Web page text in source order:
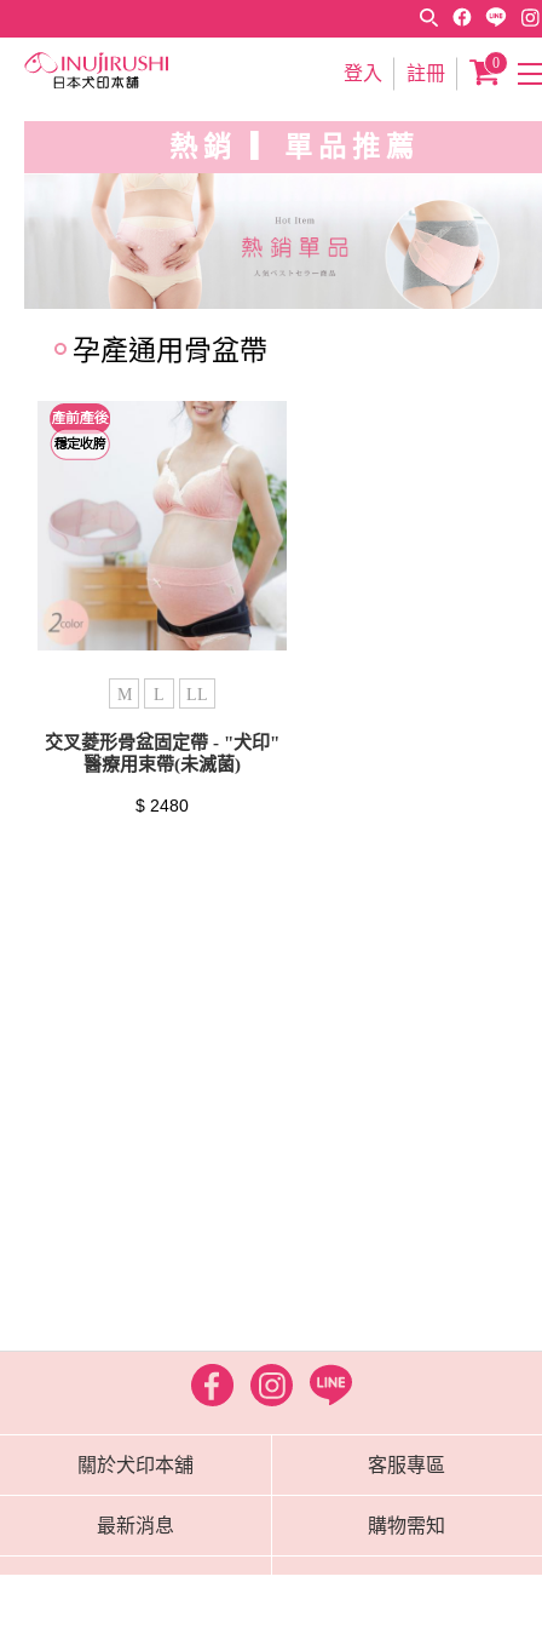
登入 註冊
0
熱銷 ▎單品推薦
孕產通用骨盆帶
M L LL
交叉菱形骨盆固定帶 - "犬印"
醫療用束帶(未滅菌)
$ 2480
關於犬印本舖 客服專區
最新消息 購物需知